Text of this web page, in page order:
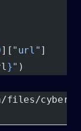
][ "url" ]
}" )
files/